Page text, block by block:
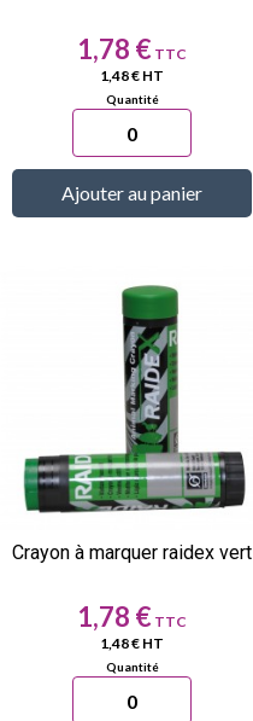
Prix
1,78 €
1,48 € HT
Ajouter au panier
Crayon à marquer raidex vert
Prix
1,78 €
1,48 € HT